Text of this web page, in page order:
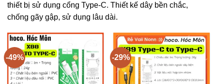
thiết bị sử dụng cổng Type-C. Thiết kế dây bền chắc,
chống gãy gập, sử dụng lâu dài.
-49% -29%